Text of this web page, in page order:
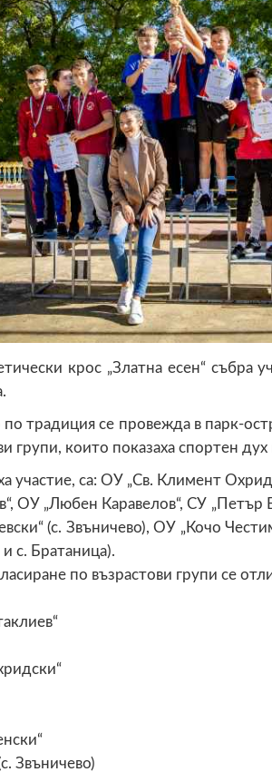
крос „Златна есен“
по традиция се провежда в парк-
групи, които показаха спортен
участие, са: ОУ „Св. Климент
ОУ „Любен Каравелов“, СУ „Петър
(с. Звъничево), ОУ „Кочо
с. Братаница).
по възрастови групи се
Звъничево)